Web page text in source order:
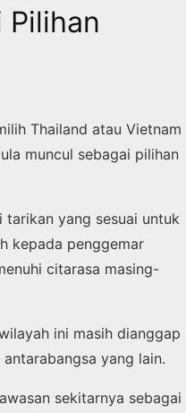
Thailand atau Vietnam
muncul sebagai pilihan
tarikan yang sesuai untuk
kepada penggemar
citarasa masing-
ini masih dianggap
yang lain.
sekitarnya sebagai